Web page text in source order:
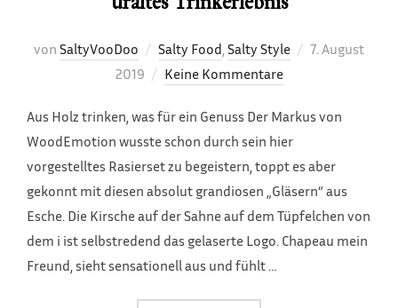
von SaltyVooDoo Salty Food, Salty Style
Veröffentlicht
7. August
2019
Keine Kommentare
Aus Holz trinken, was für ein Genuss Der Markus von
WoodEmotion wusste schon durch sein hier
vorgestelltes Rasierset zu begeistern, toppt es aber
gekonnt mit diesen absolut grandiosen „Gläsern“ aus
Esche. Die Kirsche auf der Sahne auf dem Tüpfelchen von
dem i ist selbstredend das gelaserte Logo. Chapeau mein
Freund, sieht sensationell aus und fühlt …